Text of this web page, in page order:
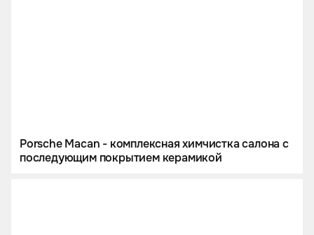
Porsche Macan - комплексная химчистка салона с
последующим покрытием керамикой